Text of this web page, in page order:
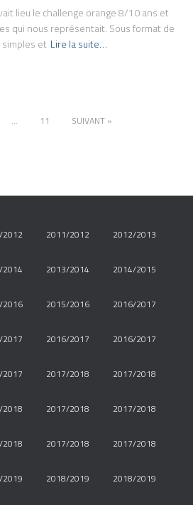
lieu le challenge orange 8/10 ans et
qui nous représentait. Sous format de
simples et Lire la suite…
… 11 SUIVANT
2011/2012 2012/2013
2013/2014 2014/2015
2016 2015/2016 2016/2017
2016/2017 2016/2017
2017/2018 2017/2018
2017/2018 2017/2018
2017/2018 2017/2018
2018/2019 2018/2019